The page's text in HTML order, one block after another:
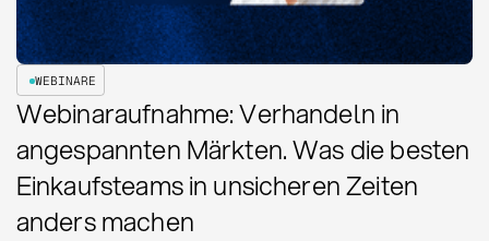
WEBINARE
Webinaraufnahme: Verhandeln in
angespannten Märkten. Was die besten
Einkaufsteams in unsicheren Zeiten
anders machen